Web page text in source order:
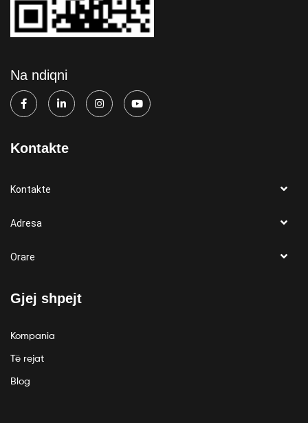
Na ndiqni
Kontakte
Kontakte
Adresa
Orare
Gjej shpejt
Kompania
Të rejat
Blog